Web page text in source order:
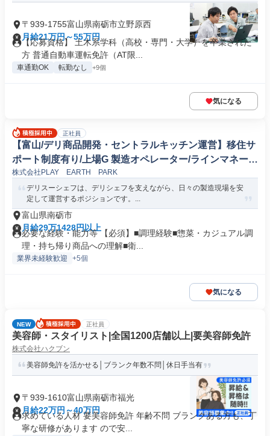
〒939-1755富山県南砺市立野原西
月給21万円～55万円
【応募資格】 土木系学科（高校・専門・大学）を卒業された
方 普通自動車運転免許（AT限...
車通勤OK 転勤なし +9個
気になる
正社員
【富山/デリ商品開発・セントラルキッチン運営】移住サ
ポート制度有り/上場G 製造オペレーター/ラインマネージ
ャー(食品/飲料/たばこ)
株式会社PLAY EARTH PARK
デリスーシェフは、デリシェフを支えながら、日々の製造現場を安
定して運営するポジションです。...
富山県南砺市
月給29万1428円以上
必要な経験・能力等 【必須】■調理経験■惣菜・カジュアル調
理・持ち帰り商品への理解■衛...
業界未経験歓迎 +5個
気になる
NEW 正社員
美容師・スタイリスト|全国1200店舗以上|要美容師免許
株式会社ハクブン
美容師免許を活かせる│ブランク年数不問│休日手当有
〒939-1610富山県南砺市福光
月給22万円～40万円
求めている人材 要美容師免許 年齢不問 ブランクある方も、丁
寧な研修があります ので安...